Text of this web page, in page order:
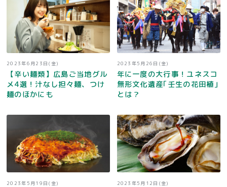
2023年6月23日(金)
【辛い麺類】広島ご当地グル
メ4選！汁なし担々麺、つけ
麺のほかにも
2023年5月26日(金)
年に一度の大行事！ユネスコ
無形文化遺産｢壬生の花田植｣
とは？
2023年5月19日(金) 2023年5月12日(金)